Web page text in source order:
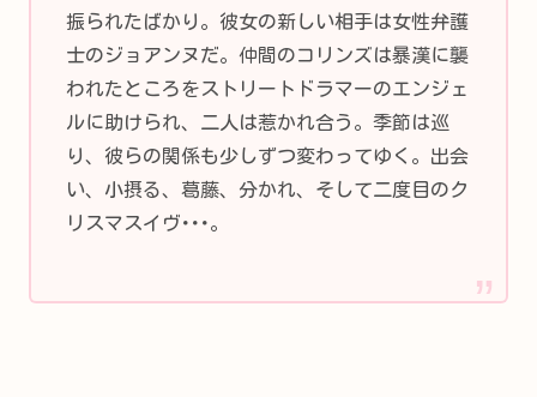
振られたばかり。彼女の新しい相手は女性弁護
士のジョアンヌだ。仲間のコリンズは暴漢に襲
われたところをストリートドラマーのエンジェ
ルに助けられ、二人は惹かれ合う。季節は巡
り、彼らの関係も少しずつ変わってゆく。出会
い、小摂る、葛藤、分かれ、そして二度目のク
リスマスイヴ･･･。